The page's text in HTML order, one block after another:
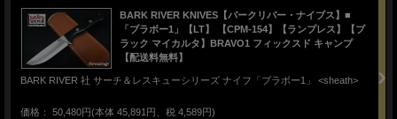
BARK RIVER KNIVES【バークリバー・ナイブス】■
「ブラボー1」【LT】 【CPM-154】【ランプレス】【ブ
ラック マイカルタ】BRAVO1 フィックスド キャンプ
【配送料無料】
BARK RIVER 社 サーチ＆レスキューシリーズ ナイフ「ブラボー1」 <sheath>
価格： 50,480円(本体 45,891円、税 4,589円)